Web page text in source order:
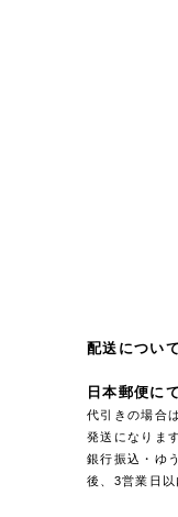
配送につい
日本郵便に
代引きの場合
発送になりま
銀行振込・ゆ
後、3営業日